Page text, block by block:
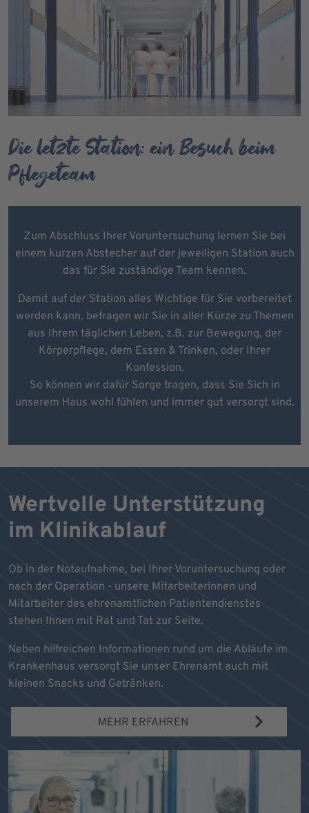
Die letzte Station: ein Besuch beim
Pflegeteam
Zum Abschluss Ihrer Voruntersuchung lernen Sie bei
einem kurzen Abstecher auf der jeweiligen Station auch
das für Sie zuständige Team kennen.
Damit auf der Station alles Wichtige für Sie vorbereitet
werden kann. befragen wir Sie in aller Kürze zu Themen
aus Ihrem täglichen Leben, z.B. zur Bewegung, der
Körperpflege, dem Essen & Trinken, oder Ihrer
Konfession.
So können wir dafür Sorge tragen, dass Sie Sich in
unserem Haus wohl fühlen und immer gut versorgt sind.
Wertvolle Unterstützung
im Klinikablauf
Ob in der Notaufnahme, bei Ihrer Voruntersuchung oder
nach der Operation - unsere Mitarbeiterinnen und
Mitarbeiter des ehrenamtlichen Patientendienstes
stehen Ihnen mit Rat und Tat zur Seite.
Neben hilfreichen Informationen rund um die Abläufe im
Krankenhaus versorgt Sie unser Ehrenamt auch mit
kleinen Snacks und Getränken.
MEHR ERFAHREN